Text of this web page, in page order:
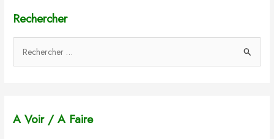
Rechercher
e
e
A Voir / A Faire